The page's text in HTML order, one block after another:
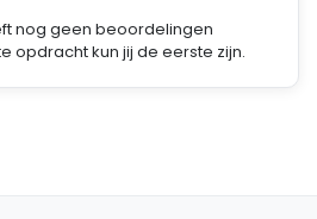
nog geen beoordelingen
opdracht kun jij de eerste zijn.